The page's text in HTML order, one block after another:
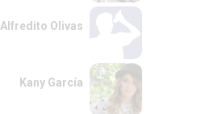
Alfredito Olivas
Kany García